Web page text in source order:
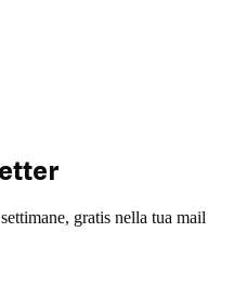
gratis nella tua mail